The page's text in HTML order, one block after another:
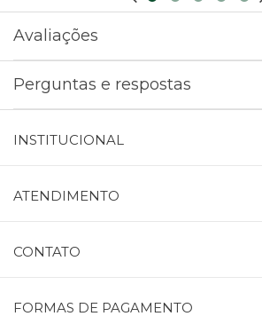
Avaliações
Perguntas e respostas
INSTITUCIONAL
ATENDIMENTO
CONTATO
FORMAS DE PAGAMENTO